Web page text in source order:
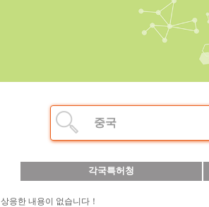
중국
각국특허청
상응한 내용이 없습니다！